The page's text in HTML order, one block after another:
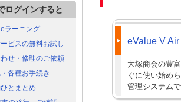
eValue V Air
大塚商会の豊
ぐに使い始め
管理システムで
ログインすると
ラーニング
ビスの無料お試し
せ・修理のご依頼
各種お手続き
とまとめ